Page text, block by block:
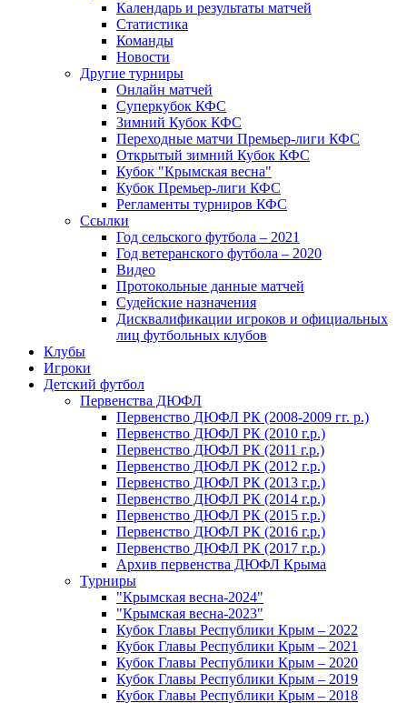
Календарь и результаты матчей
Статистика
Команды
Новости
Другие турниры
Онлайн матчей
Суперкубок КФС
Зимний Кубок КФС
Переходные матчи Премьер-лиги КФС
Открытый зимний Кубок КФС
Кубок "Крымская весна"
Кубок Премьер-лиги КФС
Регламенты турниров КФС
Ссылки
Год сельского футбола – 2021
Год ветеранского футбола – 2020
Видео
Протокольные данные матчей
Судейские назначения
Дисквалификации игроков и официальных
лиц футбольных клубов
Клубы
Игроки
Детский футбол
Первенства ДЮФЛ
Первенство ДЮФЛ РК (2008-2009 гг. р.)
Первенство ДЮФЛ РК (2010 г.р.)
Первенство ДЮФЛ РК (2011 г.р.)
Первенство ДЮФЛ РК (2012 г.р.)
Первенство ДЮФЛ РК (2013 г.р.)
Первенство ДЮФЛ РК (2014 г.р.)
Первенство ДЮФЛ РК (2015 г.р.)
Первенство ДЮФЛ РК (2016 г.р.)
Первенство ДЮФЛ РК (2017 г.р.)
Архив первенства ДЮФЛ Крыма
Турниры
"Крымская весна-2024"
"Крымская весна-2023"
Кубок Главы Республики Крым – 2022
Кубок Главы Республики Крым – 2021
Кубок Главы Республики Крым – 2020
Кубок Главы Республики Крым – 2019
Кубок Главы Республики Крым – 2018